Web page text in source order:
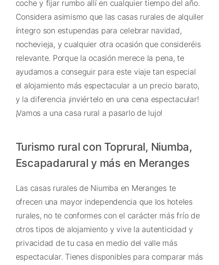
coche y fijar rumbo allí en cualquier tiempo del año.
Considera asimismo que las casas rurales de alquiler
íntegro son estupendas para celebrar navidad,
nochevieja, y cualquier otra ocasión que consideréis
relevante. Porque la ocasión merece la pena, te
ayudamos a conseguir para este viaje tan especial
el alojamiento más espectacular a un precio barato,
y la diferencia ¡inviértelo en una cena espectacular!
¡Vamos a una casa rural a pasarlo de lujo!
Turismo rural con Toprural, Niumba,
Escapadarural y más en Meranges
Las casas rurales de Niumba en Meranges te
ofrecen una mayor independencia que los hoteles
rurales, no te conformes con el carácter más frío de
otros tipos de alojamiento y vive la autenticidad y
privacidad de tu casa en medio del valle más
espectacular. Tienes disponibles para comparar más